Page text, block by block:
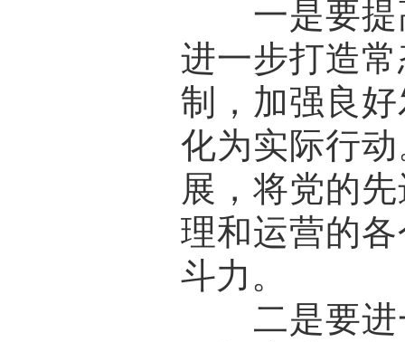
一是要提
进一步打造
制，加强良
化为实际行
展，将党的
理和运营的
斗力。
二是要进